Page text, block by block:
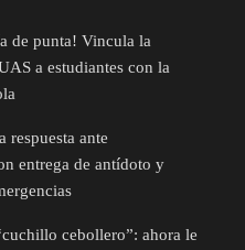
de punta! Vincula la
a estudiantes con la
respuesta ante
entrega de antídoto y
cebollero”: ahora le